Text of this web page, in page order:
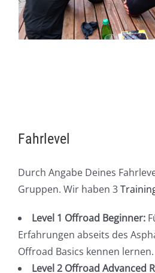
Fahrlevel
Durch Angabe Deines
Gruppen. Wir haben 3
Level 1 Offroad Beginner:
Erfahrungen abseits des
Offroad Basics kennen lernen.
Level 2 Offroad Advanced